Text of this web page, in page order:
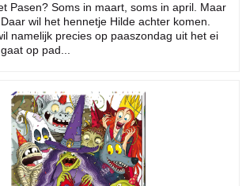
Pasen? Soms in maart, soms in april. Maar
wil het hennetje Hilde achter komen.
namelijk precies op paaszondag uit het ei
op pad...